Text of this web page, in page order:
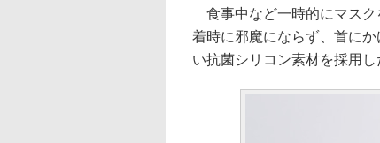
食事中など一時的にマスク
着時に邪魔にならず、首に
い抗菌シリコン素材を採用し